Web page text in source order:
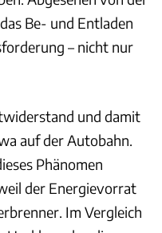
Be- und Entladen
– nicht nur
und damit
auf der Autobahn.
Phänomen
der Energievorrat
Im Vergleich